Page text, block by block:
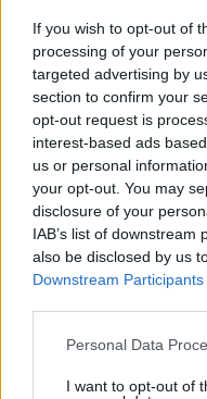
If you wish to opt-out of
processing of your
targeted advertising by
section to confirm your
opt-out request is
interest-based ads
us or personal
your opt-out. You may
disclosure of your
IAB’s list of
also be disclosed by us
Downstream Participants
Please note that this
not limited to your visit
Personal Data
I want to opt-out of
Games
ΔΕΙΤΕ ΟΛΑ ΤΑ